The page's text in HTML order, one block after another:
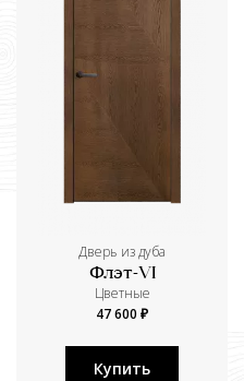
Дверь из дуба
Флэт-VI
Цветные
47 600 ₽
Купить